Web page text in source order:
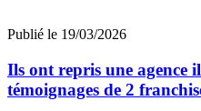
Publié le 19/03/2026
Ils ont repris une
témoignages de 2